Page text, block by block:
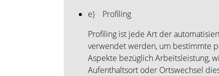
e) Profiling
Profiling ist jede Art der
verwendet werden, um bestimmte
Aspekte bezüglich Arbeitsleistung,
Aufenthaltsort oder Ortswechsel